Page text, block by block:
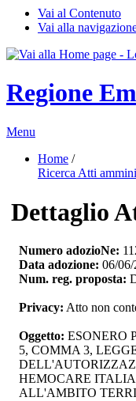
Vai al Contenuto
Vai alla
Regione
Menu
Home /
Ricerca Atti
Dettaglio
Numero adozioNe:
Data adozione: 06/
Num. reg. proposta:
Privacy: Atto non
Oggetto: ESONERO
5, COMMA 3,
HEMOCARE
ALL'AMBITO